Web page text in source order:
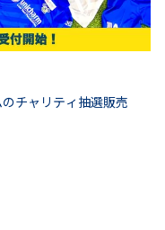
チャリティ抽選販売